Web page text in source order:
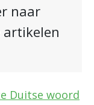
naar
artikelen
Duitse woord